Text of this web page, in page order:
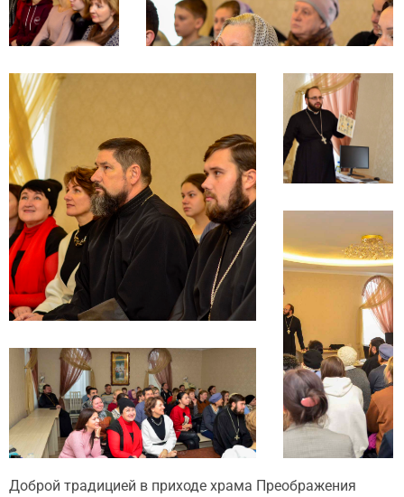
Доброй традицией в приходе храма Преображения